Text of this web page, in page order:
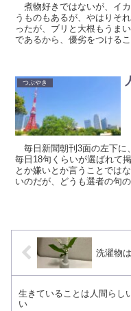
煮物好きではないが、イ
うものもあるが、やはりそ
ったが、ブリと大根もうま
であるから、優劣をつける
つぶやき
毎日新聞朝刊3面の左下に
毎日18句くらいが選ばれて
とか嫌いとか言うことでは
いのだが、どうも選者の句
洗濯物
生きていることは人間らし
い